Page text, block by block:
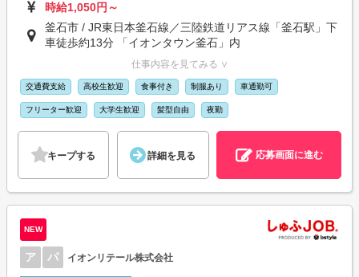
時給1,050円～
釜石市 / JR東日本釜石線／三陸鉄道リアス線「釜石駅」下
車徒歩約13分 「イオンタウン釜石」内
仕事内容を見てみる ∨
交通費支給 高校生歓迎 食事付き 制服あり 車通勤可
フリーター歓迎 大学生歓迎 髪型自由 夜勤
キープする 詳細を見る 応募画面に進む
NEW
ア パ イオンリテール株式会社